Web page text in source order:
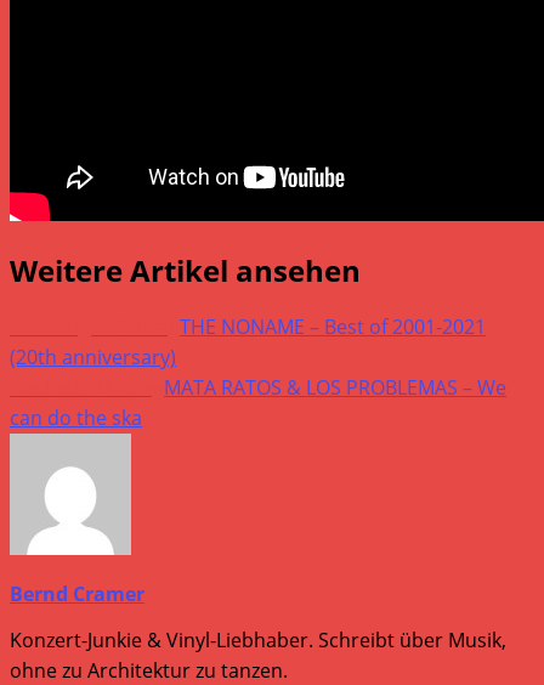
Weitere Artikel ansehen
THE NONAME – Best of 2001-2021
(20th anniversary)
MATA RATOS & LOS PROBLEMAS – We
can do the ska
Bernd Cramer
Konzert-Junkie & Vinyl-Liebhaber. Schreibt über Musik,
ohne zu Architektur zu tanzen.